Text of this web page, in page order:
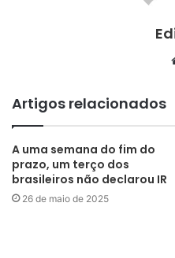
Artigos relacionados
A uma semana do fim do
prazo, um terço dos
brasileiros não declarou IR
26 de maio de 2025